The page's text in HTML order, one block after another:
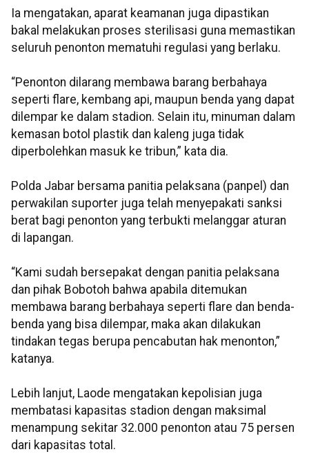
Ia mengatakan, aparat keamanan juga dipastikan
bakal melakukan proses sterilisasi guna memastikan
seluruh penonton mematuhi regulasi yang berlaku.
“Penonton dilarang membawa barang berbahaya
seperti flare, kembang api, maupun benda yang dapat
dilempar ke dalam stadion. Selain itu, minuman dalam
kemasan botol plastik dan kaleng juga tidak
diperbolehkan masuk ke tribun,” kata dia.
Polda Jabar bersama panitia pelaksana (panpel) dan
perwakilan suporter juga telah menyepakati sanksi
berat bagi penonton yang terbukti melanggar aturan
di lapangan.
“Kami sudah bersepakat dengan panitia pelaksana
dan pihak Bobotoh bahwa apabila ditemukan
membawa barang berbahaya seperti flare dan benda-
benda yang bisa dilempar, maka akan dilakukan
tindakan tegas berupa pencabutan hak menonton,”
katanya.
Lebih lanjut, Laode mengatakan kepolisian juga
membatasi kapasitas stadion dengan maksimal
menampung sekitar 32.000 penonton atau 75 persen
dari kapasitas total.